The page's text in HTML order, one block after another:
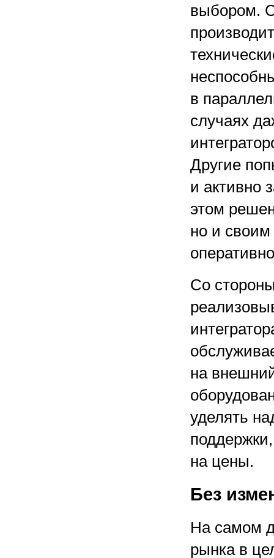
выбором.
в
случаях
Другие
и активно
этом
но и своим
Со
на
уделять
на цены.
Без
На самом
рынка в